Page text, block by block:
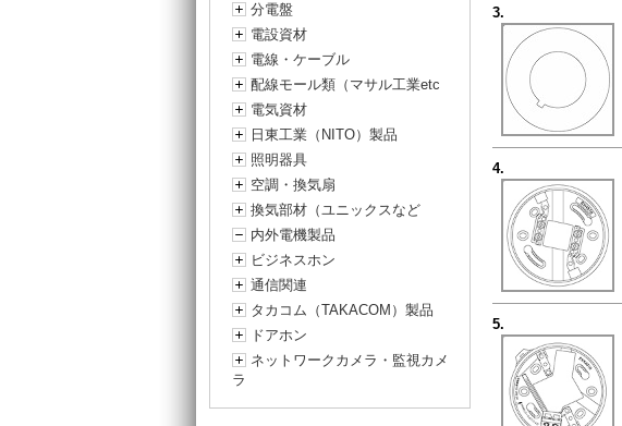
分電盤
電設資材
電線・ケーブル
配線モール類（マサル工業etc
電気資材
日東工業（NITO）製品
照明器具
空調・換気扇
換気部材（ユニックスなど
内外電機製品
ビジネスホン
通信関連
タカコム（TAKACOM）製品
ドアホン
ネットワークカメラ・監視カメ
ラ
3.
4.
5.